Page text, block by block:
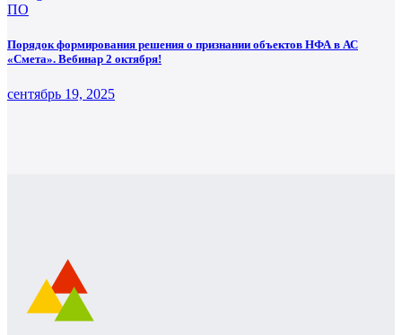
ПО
Порядок формирования решения о признании объектов НФА в АС
«Смета». Вебинар 2 октября!
сентябрь 19, 2025